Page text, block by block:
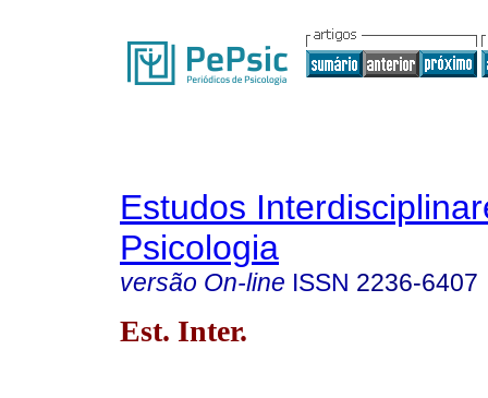
Estudos
Psicologia
versão On-line ISSN 2236-6407
Est. Inter.